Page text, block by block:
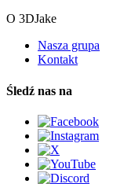
O 3DJake
Nasza grupa
Kontakt
Śledź nas na